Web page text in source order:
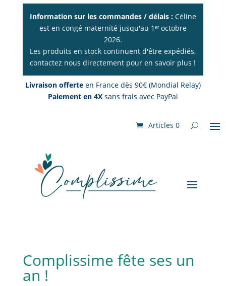
Information sur les commandes / délais : Céline
est en congé maternité jusqu'au 1ᵉʳ octobre
2026.
Les produits en stock continuent d'être expédiés,
contactez nous directement pour en savoir plus !
Livraison offerte en France dès 90€ (Mondial Relay)
Paiement en 4X sans frais avec PayPal
Articles 0
Complissime fête ses un
an !